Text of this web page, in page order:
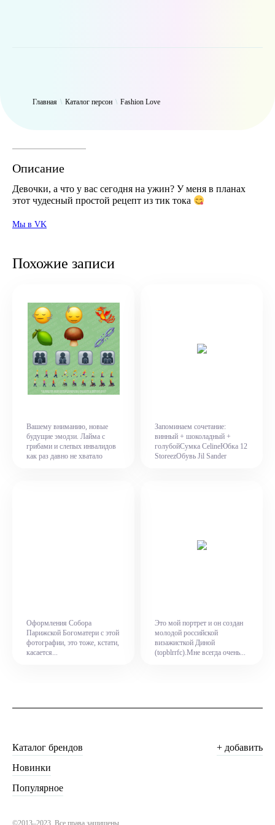
Главная \ Каталог персон \ Fashion Love
Описание
Девочки, а что у вас сегодня на ужин? У меня в планах
этот чудесный простой рецепт из тик тока
Мы в VK
Похожие записи
Вашему вниманию, новые
будущие эмодзи. Лайма с
грибами и слепых инвалидов
как раз давно не хватало
Запоминаем сочетание:
винный + шоколадный +
голубойСумка CelineЮбка 12
StoreezОбувь Jil Sander
Оформления Собора
Парижской Богоматери с этой
фотографии, это тоже, кстати,
касается...
Это мой портрет и он создан
молодой российской
визажисткой Диной
(topblrrfc).Мне всегда очень...
Каталог брендов
Новинки
Популярное
+ добавить
©2013–2023. Все права защищены.